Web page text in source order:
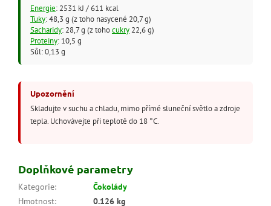
Energie: 2531 kJ / 611 kcal
Tuky: 48,3 g (z toho nasycené 20,7 g)
Sacharidy: 28,7 g (z tohocukry22,6 g)
Proteiny: 10,5 g
Sůl: 0,13 g
Upozornění
Skladujte v suchu a chladu, mimo přímé sluneční světlo a zdroje
tepla. Uchovávejte při teplotě do 18 °C.
Doplňkové parametry
Kategorie:
Čokolády
Hmotnost: 0.126 kg